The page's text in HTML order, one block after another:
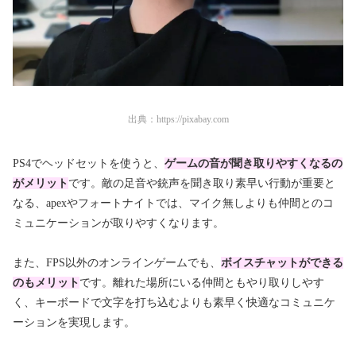
出典： https://pixabay.com
PS4でヘッドセットを使うと、 ゲームの音が聞き取りやすくなるの
がメリット です。敵の足音や銃声を聞き取り素早い行動が重要と
なる、apexやフォートナイトでは、マイク無しよりも仲間とのコ
ミュニケーションが取りやすくなります。
また、FPS以外のオンラインゲームでも、 ボイスチャットができる
のもメリット です。離れた場所にいる仲間ともやり取りしやす
く、キーボードで文字を打ち込むよりも素早く快適なコミュニケ
ーションを実現します。